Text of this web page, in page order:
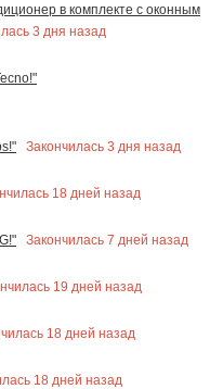
в комплекте с оконным
3 дня назад
Закончилась 3 дня назад
18 дней назад
Закончилась 7 дней назад
19 дней назад
18 дней назад
18 дней назад